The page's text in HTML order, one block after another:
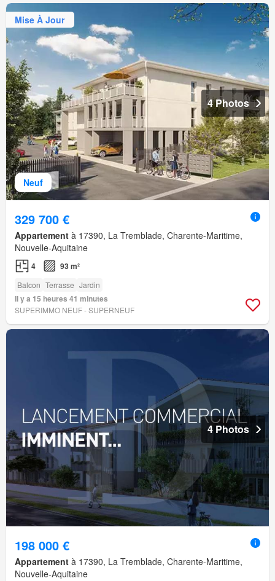
Neuf
Mise À Jour
4 Photos
329 700 €
Appartement à 17390, La Tremblade, Charente-Maritime,
Nouvelle-Aquitaine
4 93 m²
Balcon Terrasse Jardin
Il y a 15 heures 41 minutes
SUPERIMMO NEUF - SUPERNEUF
4 Photos
198 000 €
Appartement à 17390, La Tremblade, Charente-Maritime,
Nouvelle-Aquitaine